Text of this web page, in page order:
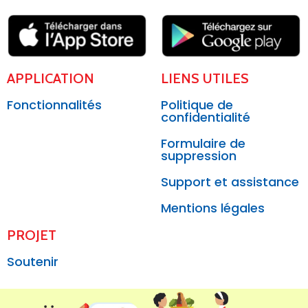
APPLICATION
Fonctionnalités
LIENS UTILES
Politique de
confidentialité
Formulaire de
suppression
Support et assistance
Mentions légales
PROJET
Soutenir